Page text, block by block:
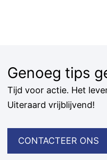
Genoeg tips
Tijd voor actie. Het
Uiteraard vrijblijvend!
CONTACTEER ONS